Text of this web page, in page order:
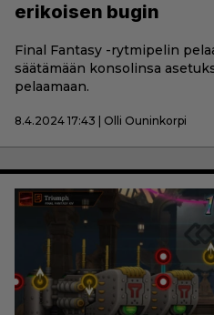
erikoisen bugin
Final Fantasy -rytmipelin
säätämään konsolinsa
pelaamaan.
8.4.2024 17:43 | Olli Ouninkorpi